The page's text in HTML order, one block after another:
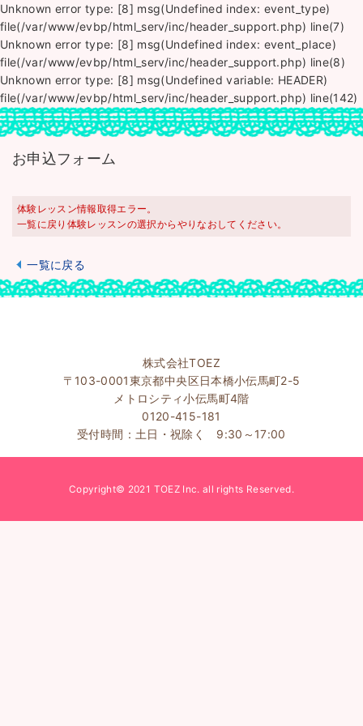
Unknown error type: [8] msg(Undefined index: event_type)
file(/var/www/evbp/html_serv/inc/header_support.php) line(7)
Unknown error type: [8] msg(Undefined index: event_place)
file(/var/www/evbp/html_serv/inc/header_support.php) line(8)
Unknown error type: [8] msg(Undefined variable: HEADER)
file(/var/www/evbp/html_serv/inc/header_support.php) line(142)
お申込フォーム
体験レッスン情報取得エラー。
一覧に戻り体験レッスンの選択からやりなおしてください。
一覧に戻る
株式会社TOEZ
〒103-0001東京都中央区日本橋小伝馬町2-5
メトロシティ小伝馬町4階
0120-415-181
受付時間：土日・祝除く 9:30～17:00
Copyright© 2021 TOEZ Inc. all rights Reserved.